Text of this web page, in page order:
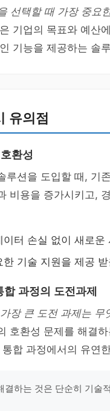
선택할 때 가장 중요
기업의 목표와 예산
기능을 제공하는 솔
유의점
환성
루션을 도입할 때, 기
비용을 증가시키고,
터 손실 없이 새로운
한 기술 지원을 제공
과정의 도전과제
장 큰 도전 과제는 무
호환성 문제를 해결
합 과정에서의 유연
결하는 것은 단순히 기술